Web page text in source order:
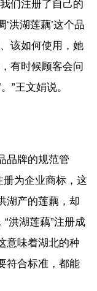
们注册了自己的
洪湖莲藕’这个品
该如何使用，她
有时候顾客会问
”王文娟说。
品牌的规范管
册为企业商标，这
湖产的莲藕，却
洪湖莲藕”注册成
意味着湖北的种
符合标准，都能